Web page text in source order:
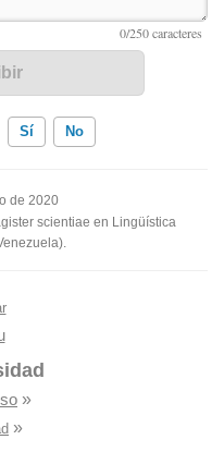
Sí No
me ayudó
de 2020
scientiae en Lingüística
»
»